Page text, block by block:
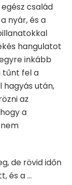
család
nyár, és a
hangulatot
inkább
tűnt fel a
hagyás után,
az
a
de rövid időn
és a …